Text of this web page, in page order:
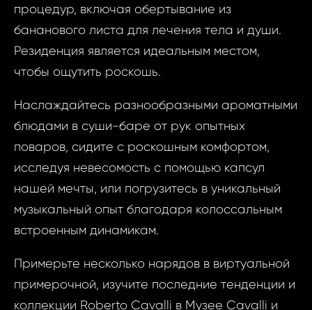
процедур, включая обертывание из
бананового листа для лечения тела и души.
Резиденция является идеальным местом,
чтобы ощутить роскошь.
Наслаждайтесь разнообразными ароматными
блюдами в суши-баре от рук опытных
поваров, сидите с роскошным комфортом,
исследуя невесомость с помощью капсул
нашей мечты, или погрузитесь в уникальный
музыкальный опыт благодаря колоссальным
встроенным динамикам.
Примерьте несколько нарядов в виртуальной
примерочной, изучите последние тенденции и
коллекции Roberto Cavalli в Музее Cavalli и